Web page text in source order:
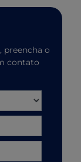
preencha o
contato